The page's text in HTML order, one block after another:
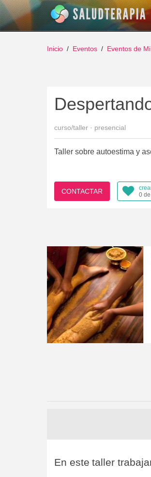
Inicio Eventos Eventos de
curso/taller · presencial
Taller sobre autoestima y
CONTACTAR
0
En este taller